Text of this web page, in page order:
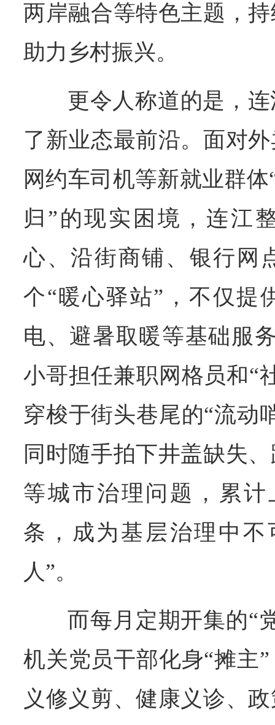
两岸融合等特色主题，
助力乡村振兴。
更令人称道的是，
了新业态最前沿。面对
网约车司机等新就业群体
归”的现实困境，连江
心、沿街商铺、银行网
个“暖心驿站”，不仅提
电、避暑取暖等基础服
小哥担任兼职网格员和“
穿梭于街头巷尾的“流动
同时随手拍下井盖缺失
等城市治理问题，累计
条，成为基层治理中
人”。
而每月定期开集的“
机关党员干部化身“摊主
义修义剪、健康义诊、